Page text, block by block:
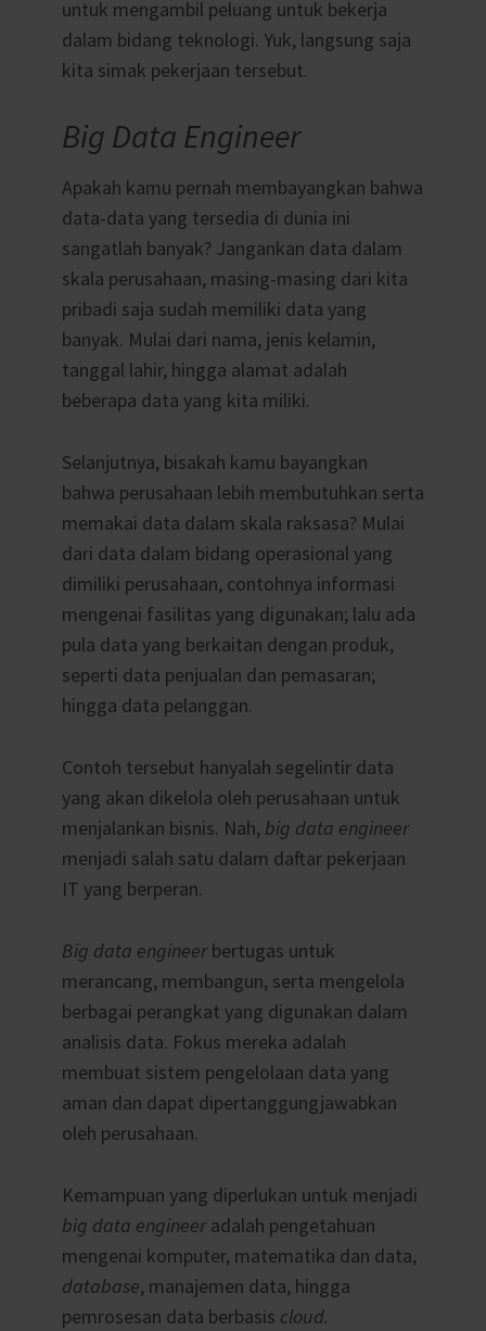
untuk mengambil peluang untuk bekerja
dalam bidang teknologi. Yuk, langsung saja
kita simak pekerjaan tersebut.
Big Data Engineer
Apakah kamu pernah membayangkan bahwa
data-data yang tersedia di dunia ini
sangatlah banyak? Jangankan data dalam
skala perusahaan, masing-masing dari kita
pribadi saja sudah memiliki data yang
banyak. Mulai dari nama, jenis kelamin,
tanggal lahir, hingga alamat adalah
beberapa data yang kita miliki.
Selanjutnya, bisakah kamu bayangkan
bahwa perusahaan lebih membutuhkan serta
memakai data dalam skala raksasa? Mulai
dari data dalam bidang operasional yang
dimiliki perusahaan, contohnya informasi
mengenai fasilitas yang digunakan; lalu ada
pula data yang berkaitan dengan produk,
seperti data penjualan dan pemasaran;
hingga data pelanggan.
Contoh tersebut hanyalah segelintir data
yang akan dikelola oleh perusahaan untuk
menjalankan bisnis. Nah, big data engineer
menjadi salah satu dalam daftar pekerjaan
IT yang berperan.
Big data engineerbertugas untuk
merancang, membangun, serta mengelola
berbagai perangkat yang digunakan dalam
analisis data. Fokus mereka adalah
membuat sistem pengelolaan data yang
aman dan dapat dipertanggungjawabkan
oleh perusahaan.
Kemampuan yang diperlukan untuk menjadi
big data engineeradalah pengetahuan
mengenai komputer, matematika dan data,
database, manajemen data, hingga
pemrosesan data berbasis cloud.